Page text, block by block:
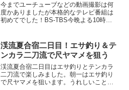
今までユーチューブなどの動画撮影は何
度かありましたが本格的なテレビ番組は
初めてでした！BS-TBS今晩よる10時放
します。お見苦しい点も多々あるかとは
思いますが私を知っ...
渓流夏合宿二日目！エサ釣り＆テ
ンカラ二刀流で尺ヤマメを狙う
渓流夏合宿二日目はエサ釣りとテンカラ
二刀流で楽しみました。朝一はエサ釣り
で尺ヤマメを狙います。うれしいことに